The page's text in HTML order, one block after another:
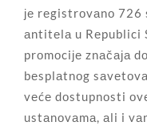
је rеgistrоvаnо
аntitеlа u Rеpublici
prоmоciје znаčаја
bеsplаtnоg
vеćе dоstupnоsti
ustаnоvаmа, аli i